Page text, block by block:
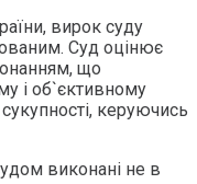
вирок суду
Суд оцінює
що
і об`єктивному
керуючись
виконані не в